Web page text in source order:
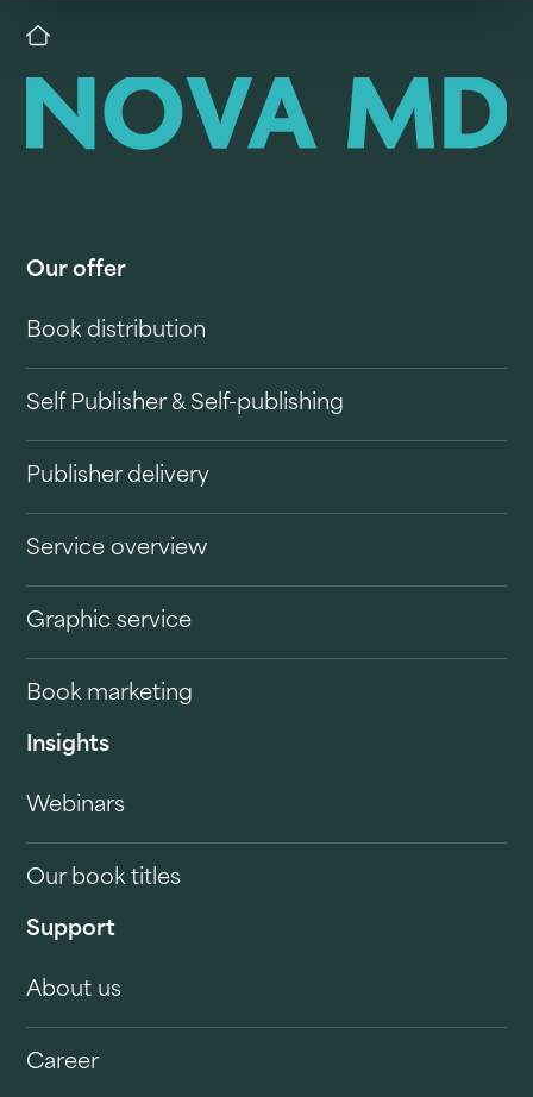
Our offer
Book distribution
Self Publisher & Self-publishing
Publisher delivery
Service overview
Graphic service
Book marketing
Insights
Webinars
Our book titles
Support
About us
Career